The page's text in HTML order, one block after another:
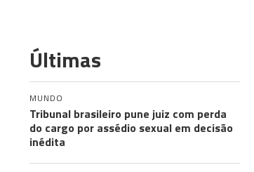
Últimas
MUNDO
Tribunal brasileiro pune juiz com perda
do cargo por assédio sexual em decisão
inédita